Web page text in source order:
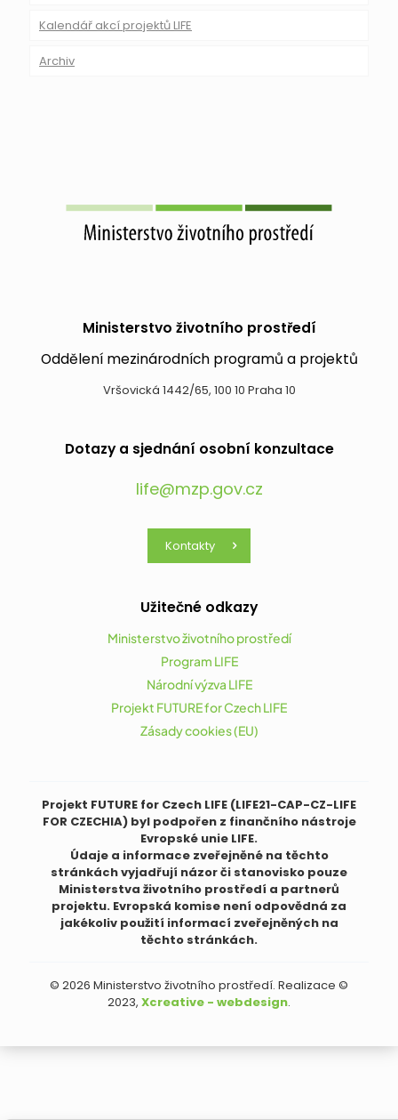
Kalendář akcí projektů LIFE
Archiv
Ministerstvo životního prostředí
Oddělení mezinárodních programů a projektů
Vršovická 1442/65, 100 10 Praha 10
Dotazy a sjednání osobní konzultace
life@mzp.gov.cz
Kontakty
Užitečné odkazy
Ministerstvo životního prostředí
Program LIFE
Národní výzva LIFE
Projekt FUTURE for Czech LIFE
Zásady cookies (EU)
Projekt FUTURE for Czech LIFE (LIFE21-CAP-CZ-LIFE
FOR CZECHIA) byl podpořen z finančního nástroje
Evropské unie LIFE.
Údaje a informace zveřejněné na těchto
stránkách vyjadřují názor či stanovisko pouze
Ministerstva životního prostředí a partnerů
projektu. Evropská komise není odpovědná za
jakékoliv použití informací zveřejněných na
těchto stránkách.
© 2026 Ministerstvo životního prostředí. Realizace ©
2023, Xcreative - webdesign.